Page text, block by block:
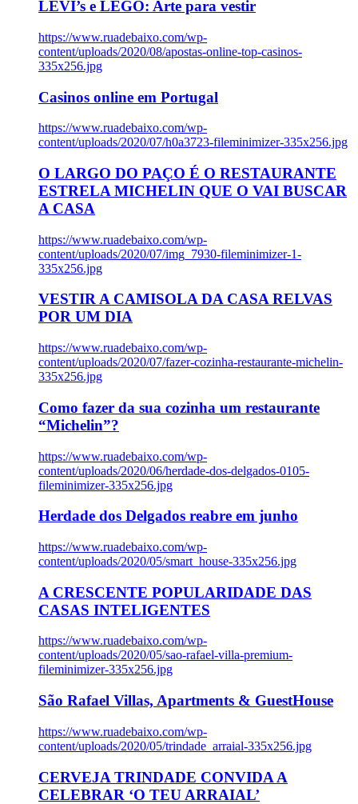
LEVI’s e LEGO: Arte para vestir
https://www.ruadebaixo.com/wp-
content/uploads/2020/08/apostas-online-top-casinos-
335x256.jpg
Casinos online em Portugal
https://www.ruadebaixo.com/wp-
content/uploads/2020/07/h0a3723-fileminimizer-335x256.jpg
O LARGO DO PAÇO É O RESTAURANTE
ESTRELA MICHELIN QUE O VAI BUSCAR
A CASA
https://www.ruadebaixo.com/wp-
content/uploads/2020/07/img_7930-fileminimizer-1-
335x256.jpg
VESTIR A CAMISOLA DA CASA RELVAS
POR UM DIA
https://www.ruadebaixo.com/wp-
content/uploads/2020/07/fazer-cozinha-restaurante-michelin-
335x256.jpg
Como fazer da sua cozinha um restaurante
“Michelin”?
https://www.ruadebaixo.com/wp-
content/uploads/2020/06/herdade-dos-delgados-0105-
fileminimizer-335x256.jpg
Herdade dos Delgados reabre em junho
https://www.ruadebaixo.com/wp-
content/uploads/2020/05/smart_house-335x256.jpg
A CRESCENTE POPULARIDADE DAS
CASAS INTELIGENTES
https://www.ruadebaixo.com/wp-
content/uploads/2020/05/sao-rafael-villa-premium-
fileminimizer-335x256.jpg
São Rafael Villas, Apartments & GuestHouse
https://www.ruadebaixo.com/wp-
content/uploads/2020/05/trindade_arraial-335x256.jpg
CERVEJA TRINDADE CONVIDA A
CELEBRAR ‘O TEU ARRAIAL’